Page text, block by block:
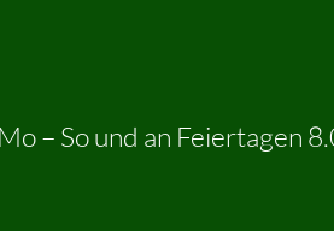
– So und an Feiertagen